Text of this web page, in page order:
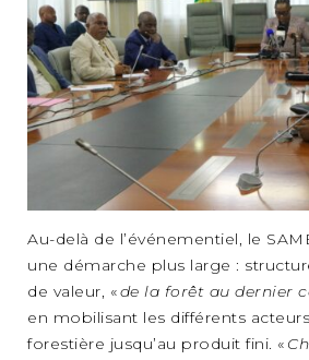
Au-delà de l’événementiel, le
une démarche plus large :
de valeur, «de la forêt au dernier
en mobilisant les différents
forestière jusqu’au produit fini. «